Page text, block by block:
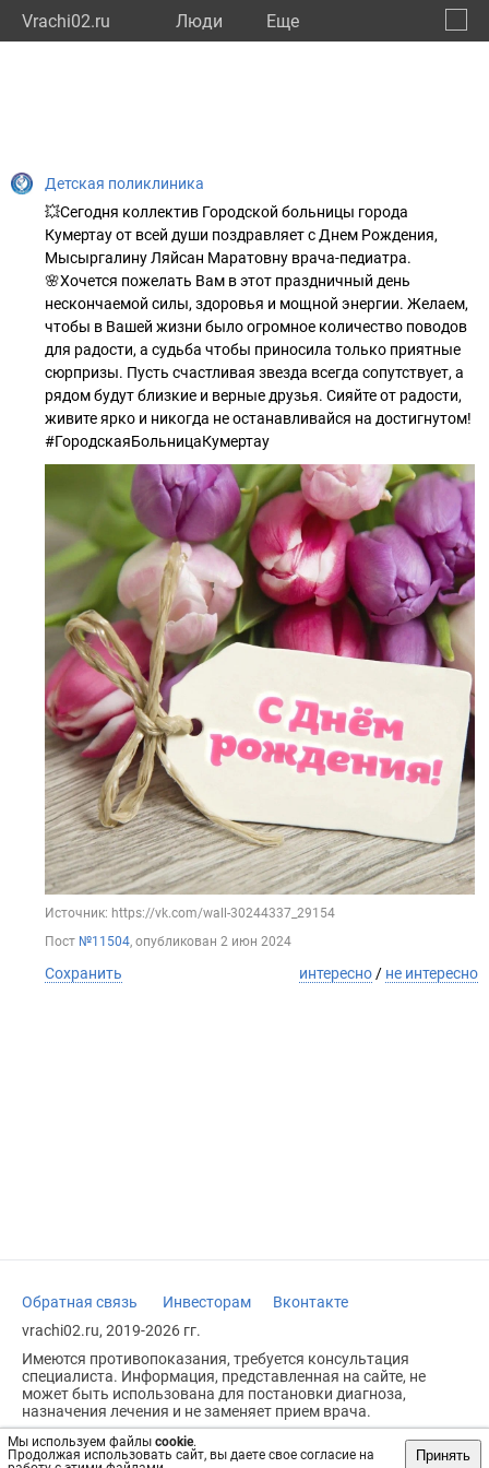
Vrachi02.ru Люди Eще
Мы используем файлы cookie.
Продолжая использовать сайт, вы даете свое согласие на
Принять
Детская поликлиника
💥Сегодня коллектив Городской больницы города
Кумертау от всей души поздравляет с Днем Рождения,
Мысыргалину Ляйсан Маратовну врача-педиатра.
🌸Хочется пожелать Вам в этот праздничный день
нескончаемой силы, здоровья и мощной энергии. Желаем,
чтобы в Вашей жизни было огромное количество поводов
для радости, а судьба чтобы приносила только приятные
сюрпризы. Пусть счастливая звезда всегда сопутствует, а
рядом будут близкие и верные друзья. Сияйте от радости,
живите ярко и никогда не останавливайся на достигнутом!
#ГородскаяБольницаКумертау
Источник: https://vk.com/wall-30244337_29154
Пост №11504, опубликован 2 июн 2024
Сохранить интересно / не интересно
Обратная связь Инвесторам
Вконтакте
vrachi02.ru, 2019-2026 гг.
Имеются противопоказания, требуется консультация
специалиста. Информация, представленная на сайте, не
может быть использована для постановки диагноза,
назначения лечения и не заменяет прием врача.
Возрастное ограничение: 18+